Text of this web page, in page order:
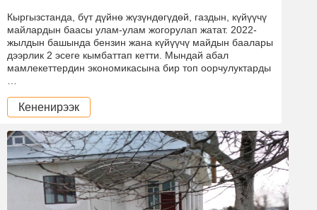
Кыргызстанда, бүт дүйнө жүзүндөгүдөй, газдын, күйүүчү
майлардын баасы улам-улам жогорулап жатат. 2022-
жылдын башында бензин жана күйүүчү майдын баалары
дээрлик 2 эсеге кымбаттап кетти. Мындай абал
мамлекеттердин экономикасына бир топ оорчулуктарды
…
Кененирээк